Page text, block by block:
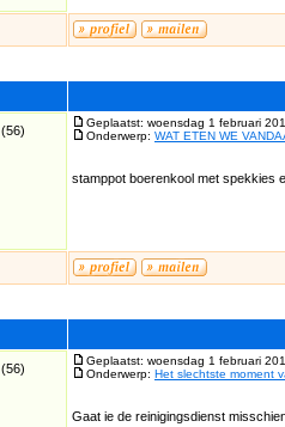
(56)
Geplaatst: woensdag 1 februari
Onderwerp: WAT ETEN WE
stamppot boerenkool met spekkies
(56)
Geplaatst: woensdag 1 februari
Onderwerp: Het slechtste moment
Gaat ie de reinigingsdienst